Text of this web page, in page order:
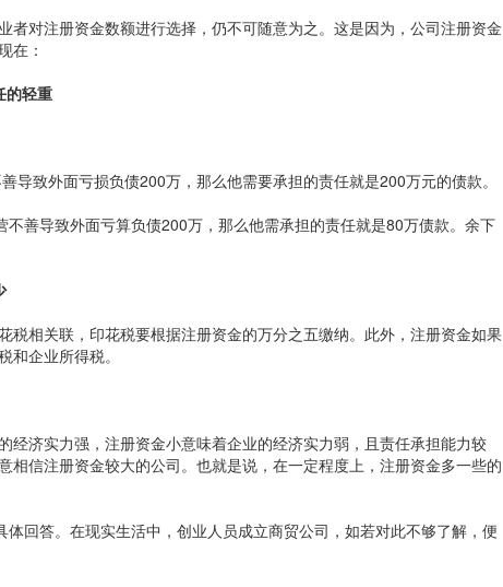
者对注册资金数额进行选择，仍不可随意为之。这是因为，公司注册资金
在：
的轻重
导致外面亏损负债200万，那么他需要承担的责任就是200万元的债款。
不善导致外面亏算负债200万，那么他需承担的责任就是80万债款。余下
税相关联，印花税要根据注册资金的万分之五缴纳。此外，注册资金如果
企业所得税。
经济实力强，注册资金小意味着企业的经济实力弱，且责任承担能力较
相信注册资金较大的公司。也就是说，在一定程度上，注册资金多一些的
体回答。在现实生活中，创业人员成立商贸公司，如若对此不够了解，便